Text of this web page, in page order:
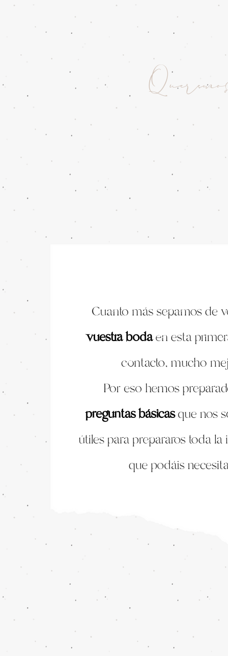
Cuanto más sepamos de
vuestra bodaen esta
contacto, mucho
Por eso hemos
preguntas básicasque nos
útiles para prepararos toda
que podáis